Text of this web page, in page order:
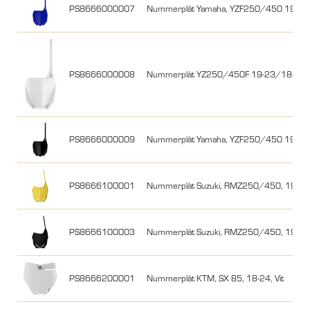
PS8666000007 Nummerplåt Yamaha, YZF250/450 19/
PS8666000008 Nummerplåt YZ250/450F 19-23/18-
PS8666000009 Nummerplåt Yamaha, YZF250/450 19/
PS8666100001 Nummerplåt Suzuki, RMZ250/450, 19/
PS8666100003 Nummerplåt Suzuki, RMZ250/450, 19/
PS8666200001 Nummerplåt KTM, SX 85, 18-24, Vit